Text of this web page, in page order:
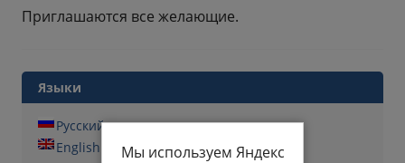
Приглашаются все желающие.
Языки
Русский
English
Мы используем Яндекс